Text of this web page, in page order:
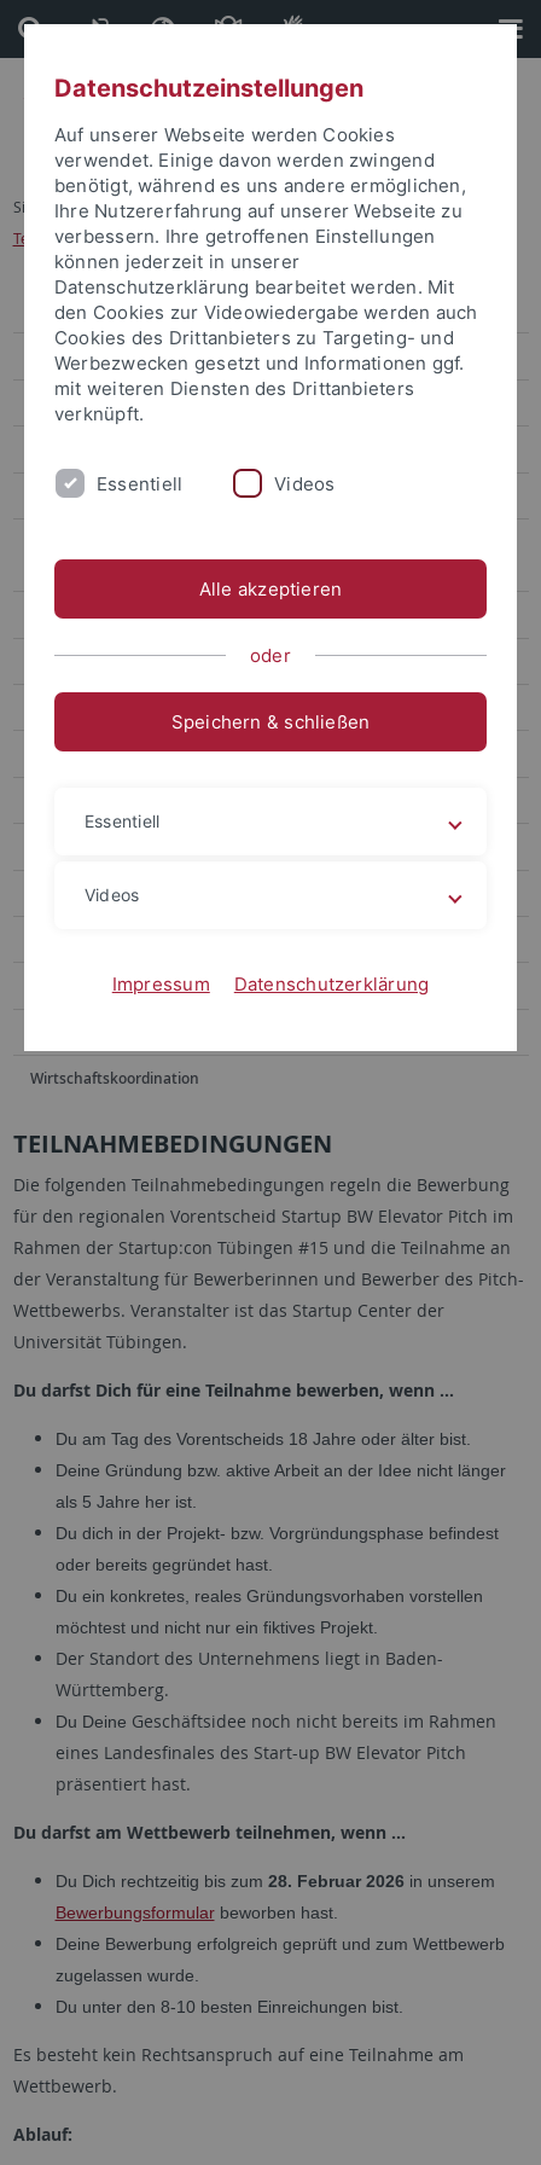
Direkt
zum
Inhalt
Direkt
zur
Fußleiste
Sie sind hier: Startseite
...
Teilnahmebedingungen: Vorentscheid Startup BW Elevator Pitch
Technologietransfer
Startup Center
Veranstaltungen
Startup:con Tübingen
Zertifikat Entrepreneurship & Business
Beratung & Coaching
Förderungen
Innovation Space
Partner & Netzwerke
Unsere Startups
Wirtschaftskoordination
TEILNAHMEBEDINGUNGEN
​Die folgenden Teilnahmebedingungen regeln die Bewerbung
für den regionalen Vorentscheid Startup BW Elevator Pitch im
Rahmen der Startup:con Tübingen #15 und die Teilnahme an
der Veranstaltung für Bewerberinnen und Bewerber des Pitch-
Wettbewerbs. Veranstalter ist das Startup Center der
Universität Tübingen.
Du darfst Dich für eine Teilnahme bewerben, wenn …
Du am Tag des Vorentscheids 18 Jahre oder älter bist.
Deine Gründung bzw. aktive Arbeit an der Idee nicht länger
als 5 Jahre her ist.
Du dich in der Projekt- bzw. Vorgründungsphase befindest
oder bereits gegründet hast.
Du ein konkretes, reales Gründungsvorhaben vorstellen
möchtest und nicht nur ein fiktives Projekt.
Der Standort des Unternehmens liegt in Baden-
Württemberg.
Du Deine Geschäftsidee noch nicht bereits im Rahmen
eines Landesfinales des Start-up BW Elevator Pitch
präsentiert hast.
Du darfst am Wettbewerb teilnehmen, wenn ...
Du Dich rechtzeitig bis zum 28. Februar 2026 in unserem
Bewerbungsformularbeworben hast.
Deine Bewerbung erfolgreich geprüft und zum Wettbewerb
zugelassen wurde.
Du unter den 8-10 besten Einreichungen bist.
Es besteht kein Rechtsanspruch auf eine Teilnahme am
Wettbewerb.
Ablauf:
Datenschutzeinstellungen
Auf unserer Webseite werden Cookies
verwendet. Einige davon werden zwingend
benötigt, während es uns andere ermöglichen,
Ihre Nutzererfahrung auf unserer Webseite zu
verbessern. Ihre getroffenen Einstellungen
können jederzeit in unserer
Datenschutzerklärung bearbeitet werden. Mit
den Cookies zur Videowiedergabe werden auch
Cookies des Drittanbieters zu Targeting- und
Werbezwecken gesetzt und Informationen ggf.
mit weiteren Diensten des Drittanbieters
verknüpft.
Essentiell Videos
Alle akzeptieren
oder
Speichern & schließen
Essentiell
Videos
Impressum Datenschutzerklärung